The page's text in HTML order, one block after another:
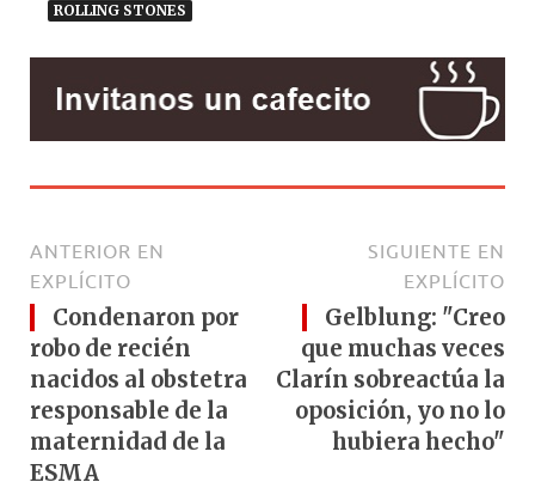
ROLLING STONES
ANTERIOR EN
EXPLÍCITO
Condenaron por
robo de recién
nacidos al obstetra
responsable de la
maternidad de la
ESMA
SIGUIENTE EN
EXPLÍCITO
Gelblung: "Creo
que muchas veces
Clarín sobreactúa la
oposición, yo no lo
hubiera hecho"